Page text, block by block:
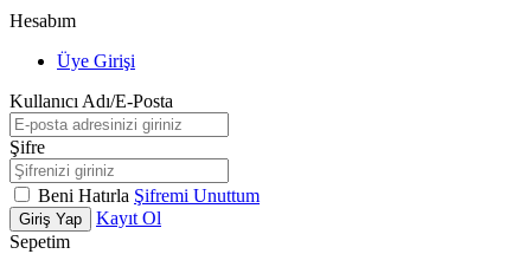
Hesabım
Üye Girişi
Kullanıcı Adı/E-Posta
Şifre
Beni Hatırla Şifremi Unuttum
Giriş Yap
Kayıt Ol
Sepetim